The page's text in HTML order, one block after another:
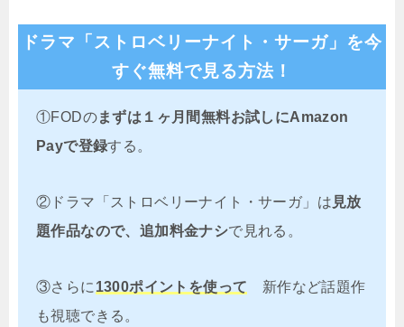
ドラマ「ストロベリーナイト・サーガ」を今
すぐ無料で見る方法！
①FODのまずは１ヶ月間無料お試しにAmazon
Payで登録する。
②ドラマ「ストロベリーナイト・サーガ」は 見放
題作品なので、追加料金ナシで見れる。
③さらに 1300ポイントを使って 新作など話題作
も視聴できる。